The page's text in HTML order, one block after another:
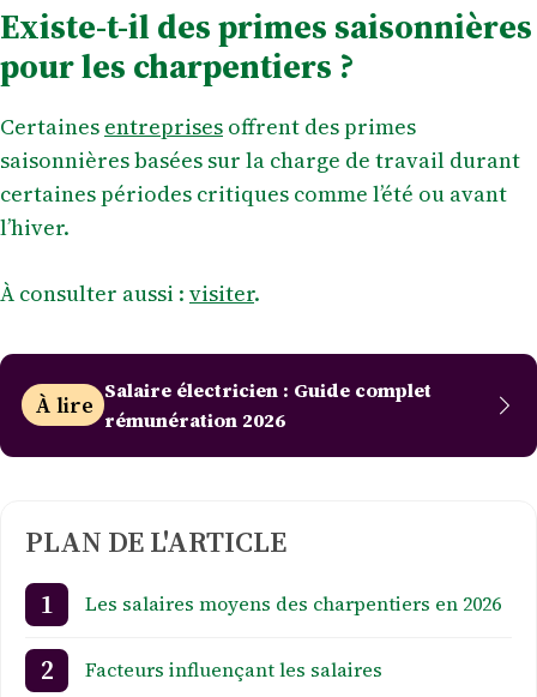
Existe-t-il des primes saisonnières
pour les charpentiers ?
Certaines entreprises offrent des primes
saisonnières basées sur la charge de travail durant
certaines périodes critiques comme l’été ou avant
l’hiver.
À consulter aussi : visiter.
À lire Salaire électricien : Guide complet
rémunération 2026
PLAN DE L'ARTICLE
Les salaires moyens des charpentiers en 2026
Facteurs influençant les salaires